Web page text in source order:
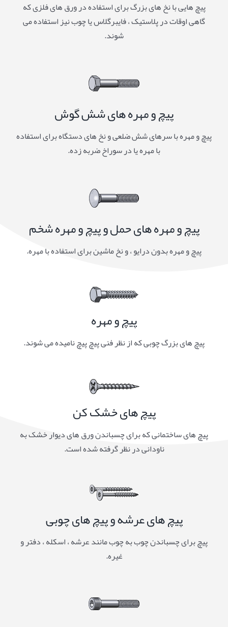
پیچ هایی با نخ های بزرگ برای استفاده در ورق های فلزی که
گاهی اوقات در پلاستیک ، فایبرگلاس یا چوب نیز استفاده می
شوند.
پیچ و مهره های شش گوش
پیچ و مهره با سرهای شش ضلعی و نخ های دستگاه برای استفاده
با مهره یا در سوراخ ضربه زده.
پیچ و مهره های حمل و پیچ و مهره شخم
پیچ و مهره بدون درایو ، و نخ ماشین برای استفاده با مهره.
پیچ و مهره
پیچ های بزرگ چوبی که از نظر فنی پیچ پیچ نامیده می شوند.
پیچ های خشک کن
پیچ های ساختمانی که برای چسباندن ورق های دیوار خشک به
ناودانی در نظر گرفته شده است.
پیچ های عرشه و پیچ های چوبی
پیچ برای چسباندن چوب به چوب مانند عرشه ، اسکله ، دفتر و
غیره.